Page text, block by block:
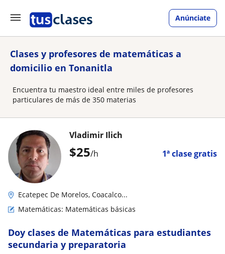
Anúnciate
Clases y profesores de matemáticas a
domicilio en Tonanitla
Encuentra tu maestro ideal entre miles de profesores
particulares de más de 350 materias
$25/h 1ª clase gratis
Vladimir Ilich
Ecatepec De Morelos, Coacalco...
Matemáticas: Matemáticas básicas
Doy clases de Matemáticas para estudiantes
secundaria y preparatoria